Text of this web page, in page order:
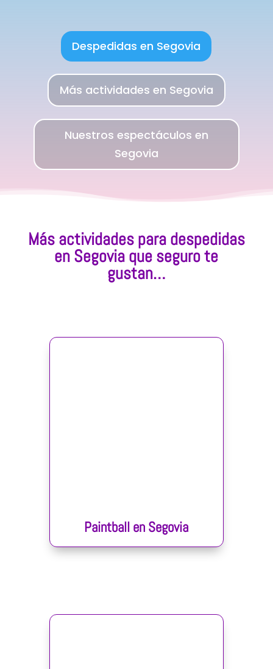
Despedidas en Segovia
Más actividades en Segovia
Nuestros espectáculos en
Segovia
Más actividades para despedidas
en Segovia que seguro te
gustan…
Paintball en Segovia